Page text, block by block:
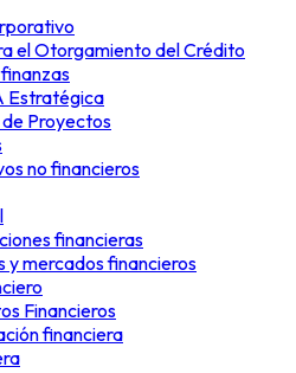
el Otorgamiento del Crédito
Estratégica
Proyectos
no financieros
financieras
y mercados financieros
Financieros
financiera